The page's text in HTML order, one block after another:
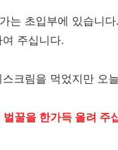
는 초입부에 있습니다.
주십니다.
크림을 먹었지만 오
꿀을 한가득 올려 주